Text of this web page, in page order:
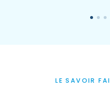
LE SAVOIR